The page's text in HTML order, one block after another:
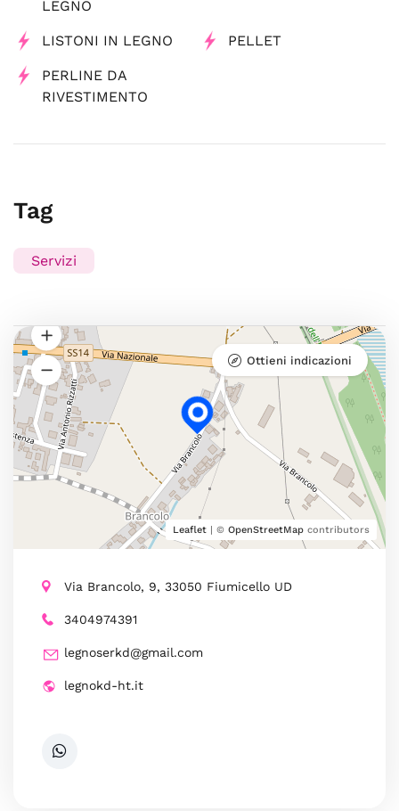
LEGNO
LISTONI IN LEGNO PELLET
PERLINE DA
RIVESTIMENTO
Tag
Servizi
Leaflet | © OpenStreetMap contributors
Ottieni indicazioni
Via Brancolo, 9, 33050 Fiumicello UD
3404974391
legnoserkd@gmail.com
legnokd-ht.it